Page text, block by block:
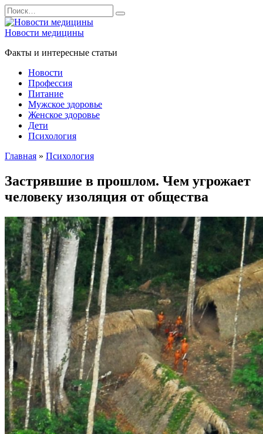
Перейти
к
содержанию
Search
for:
Новости медицины
Факты и интересные статьи
Новости
Профессия
Питание
Мужское здоровье
Женское здоровье
Дети
Психология
Главная » Психология
Застрявшие в прошлом. Чем угрожает
человеку изоляция от общества